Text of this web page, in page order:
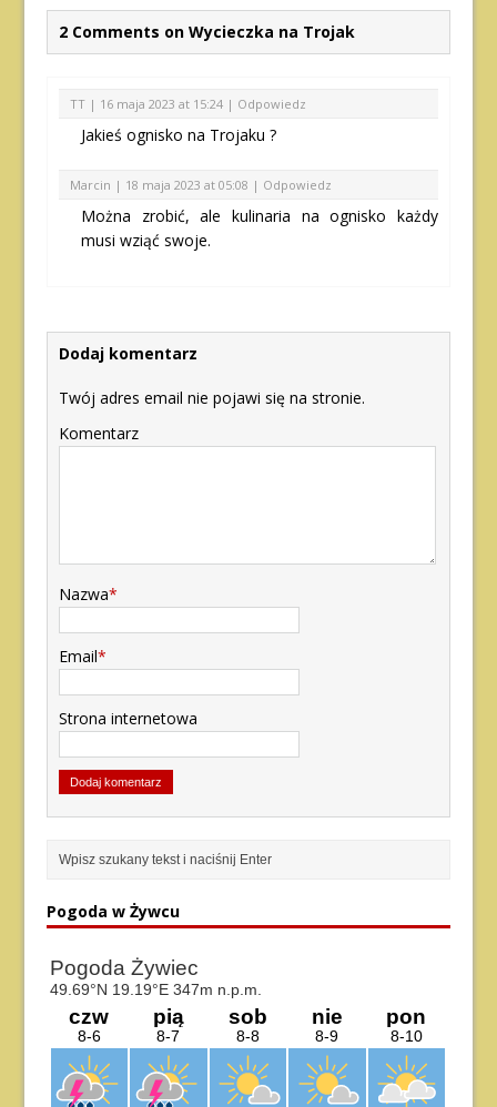
2 Comments on Wycieczka na Trojak
TT | 16 maja 2023 at 15:24 | Odpowiedz
Jakieś ognisko na Trojaku ?
Marcin | 18 maja 2023 at 05:08 | Odpowiedz
Można zrobić, ale kulinaria na ognisko każdy
musi wziąć swoje.
Dodaj komentarz
Twój adres email nie pojawi się na stronie.
Komentarz
Nazwa*
Email*
Strona internetowa
Pogoda w Żywcu